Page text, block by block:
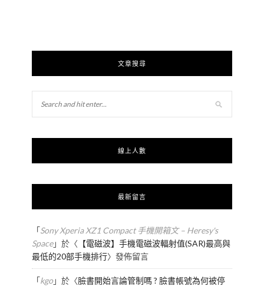
文章搜尋
線上人數
最新留言
「Sony Xperia XZ1 Compact 手機開箱文 – Heresy's
Space」於〈 【電磁波】手機電磁波輻射值(SAR)最高與
最低的20部手機排行〉發佈留言
「kgo」於〈臉書開始言論管制嗎 ? 臉書帳號為何被停